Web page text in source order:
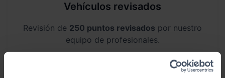
Vehículos revisados
Revisión de 250 puntos revisados por nuestro
equipo de profesionales.